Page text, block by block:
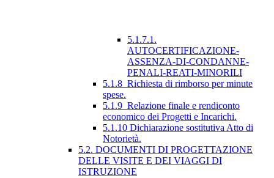
5.1.7.1.
AUTOCERTIFICAZIONE-
ASSENZA-DI-CONDANNE-
PENALI-REATI-MINORILI
5.1.8_Richiesta di rimborso per minute
spese.
5.1.9_Relazione finale e rendiconto
economico dei Progetti e Incarichi.
5.1.10 Dichiarazione sostitutiva Atto di
Notorietà.
5.2. DOCUMENTI DI PROGETTAZIONE
DELLE VISITE E DEI VIAGGI DI
ISTRUZIONE